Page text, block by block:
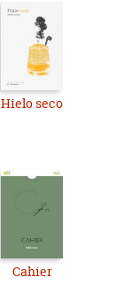
Hielo seco
Cahier